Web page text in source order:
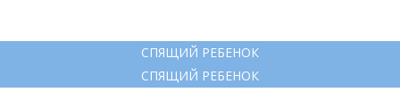
СПЯЩИЙ РЕБЕНОК
СПЯЩИЙ РЕБЕНОК